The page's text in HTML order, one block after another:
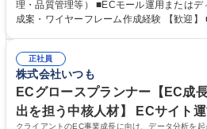
行 ■サイト更新・改善、UX/UI最適化施策 ■
提案 ■EC運営チームの管理・指導、進捗管
出】
理・品質管理等） ■ECモール運用または
成案・ワイヤーフレーム作成経験 【歓迎】 ■楽天市場運用経験 ■UI/UX改
大 専修学校 高校 語学力： 資格：
正社員
株式会社いつも
ECグロースプランナー【EC成
出を担う中核人材】 ECサイト
クライアントのEC事業成長に向け、データ分析を